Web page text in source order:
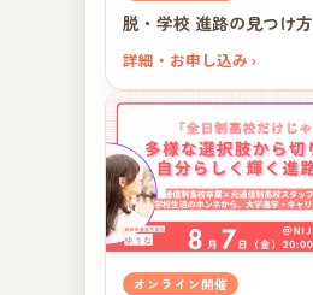
脱・学校 進路の見つけ方
詳細・お申し込み ›
オンライン開催